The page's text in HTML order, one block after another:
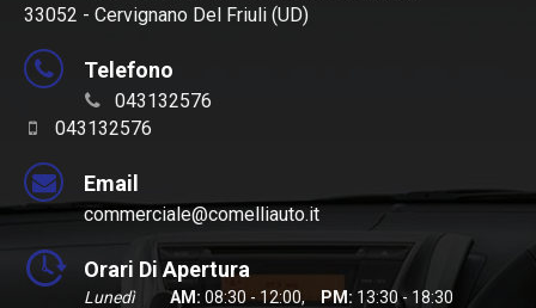
33052 - Cervignano Del Friuli (UD)
Telefono
043132576
043132576
Email
commerciale@comelliauto.it
Orari Di Apertura
Lunedì AM: 08:30 - 12:00, PM: 13:30 - 18:30